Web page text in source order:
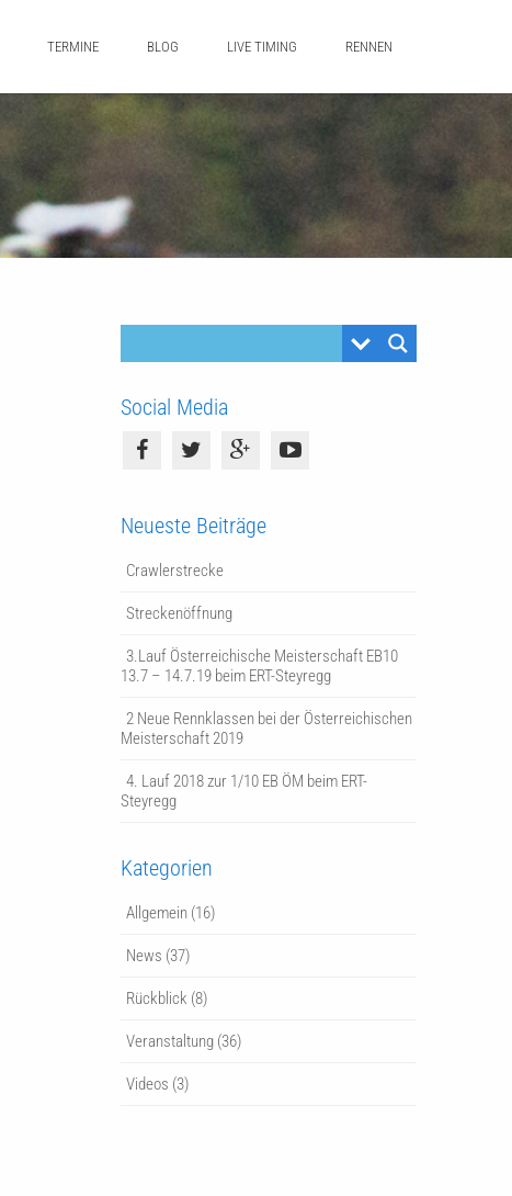
TERMINE BLOG LIVE TIMING RENNEN
Social Media
Neueste Beiträge
Crawlerstrecke
Streckenöffnung
3.Lauf Österreichische Meisterschaft EB10
13.7 – 14.7.19 beim ERT-Steyregg
2 Neue Rennklassen bei der Österreichischen
Meisterschaft 2019
4. Lauf 2018 zur 1/10 EB ÖM beim ERT-
Steyregg
Kategorien
Allgemein (16)
News (37)
Rückblick (8)
Veranstaltung (36)
Videos (3)